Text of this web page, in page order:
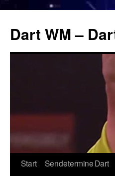
springen
Dart WM –
Start SendetermineDart